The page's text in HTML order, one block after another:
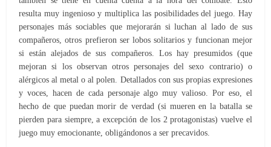
resulta muy ingenioso y multiplica las posibilidades del juego. Hay
personajes más sociables que mejorarán si luchan al lado de sus
compañeros, otros prefieron ser lobos solitarios y funcionan mejor
si están alejados de sus compañeros. Los hay presumidos (que
mejoran si los observan otros personajes del sexo contrario) o
alérgicos al metal o al polen. Detallados con sus propias expresiones
y voces, hacen de cada personaje algo muy valioso. Por eso, el
hecho de que puedan morir de verdad (si mueren en la batalla se
pierden para siempre, a excepción de los 2 protagonistas) vuelve el
juego muy emocionante, obligándonos a ser precavidos.